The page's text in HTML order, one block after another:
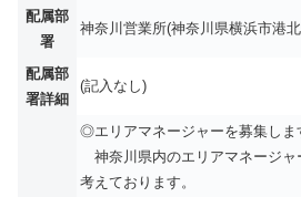
配属部
署
神奈川営業所(神奈川県横浜市港
配属部
署詳細
(記入なし)
◎エリアマネージャーを募集しま
神奈川県内のエリアマネージャ
考えております。